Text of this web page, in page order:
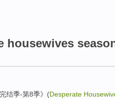
housewives
完结季-第8季》(Desperate